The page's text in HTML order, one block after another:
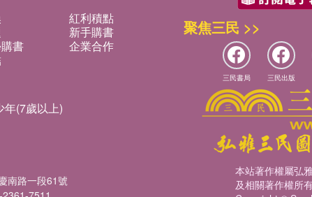
紅利積點
新手購書
書
企業合作
年(7歲以上)
南路一段61號
聚焦三民 >>
三民書局 三民出版
本站著作權屬弘
及相關著作權所